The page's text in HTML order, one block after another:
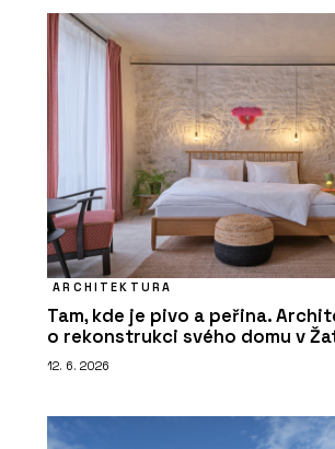
ARCHITEKTURA
Tam, kde je pivo a peřina.
o rekonstrukci svého domu v
12. 6. 2026